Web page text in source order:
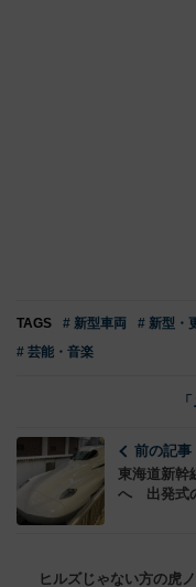
TAGS # 新型車両 # 新型・
# 芸能・音楽
前の記事
東海道新幹
へ 出発式
ヒルズじゃない方の虎